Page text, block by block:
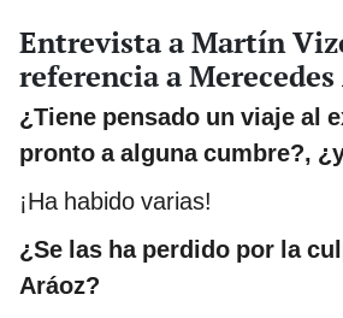
Entrevista a Martín
referencia a
¿Tiene pensado un viaje al
pronto a alguna cumbre?,
¡Ha habido varias!
¿Se las ha perdido por la
Aráoz?